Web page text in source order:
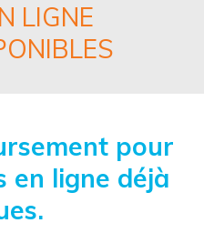
LIGNE
pour
en ligne déjà